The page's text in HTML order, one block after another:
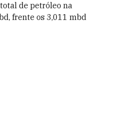
de petróleo na
frente os 3,011 mbd